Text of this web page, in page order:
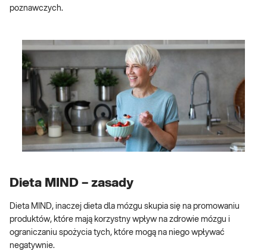
poznawczych.
Dieta MIND – zasady
Dieta MIND, inaczej dieta dla mózgu skupia się na promowaniu
produktów, które mają korzystny wpływ na zdrowie mózgu i
ograniczaniu spożycia tych, które mogą na niego wpływać
negatywnie.